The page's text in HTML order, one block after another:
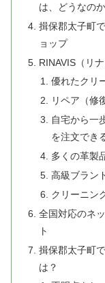
は、どうなの
揖保郡太子町
ョップ
RINAVIS（リ
優れたクリ
リペア（修
自宅から一
を注文でき
多くの革製
高級ブラン
クリーニン
全国対応のネ
ト
揖保郡太子町
は？